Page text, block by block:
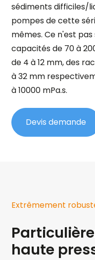
sédiments difficiles/
pompes de cette
mêmes. Ce n'est
capacités de 70 à
de 4 à 12 mm, des
à 32 mm
à 10000 mPa.s.
Devis demande
Extrêmement
haute